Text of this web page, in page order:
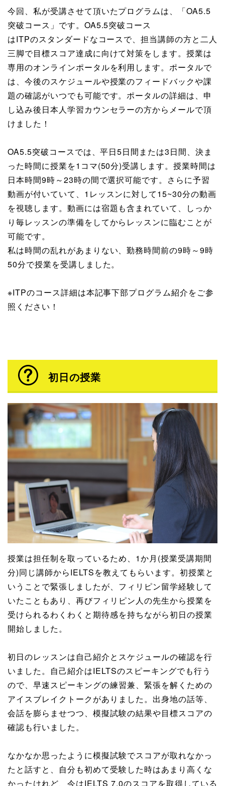
今回、私が受講させて頂いたプログラムは、「OA5.5
突破コース」です。OA5.5突破コース
はITPのスタンダードなコースで、担当講師の方と二人
三脚で目標スコア達成に向けて対策をします。授業は
専用のオンラインポータルを利用します。ポータルで
は、今後のスケジュールや授業のフィードバックや課
題の確認がいつでも可能です。ポータルの詳細は、申
し込み後日本人学習カウンセラーの方からメールで頂
けました！
OA5.5突破コースでは、平日5日間または3日間、決ま
った時間に授業を1コマ(50分)受講します。授業時間は
日本時間9時～23時の間で選択可能です。さらに予習
動画が付いていて、1レッスンに対して15~30分の動画
を視聴します。動画には宿題も含まれていて、しっか
り毎レッスンの準備をしてからレッスンに臨むことが
可能です。
私は時間の乱れがあまりない、勤務時間前の9時～9時
50分で授業を受講しました。
※ITPのコース詳細は本記事下部プログラム紹介をご参
照ください！
初日の授業
授業は担任制を取っているため、1か月(授業受講期間
分)同じ講師からIELTSを教えてもらいます。初授業と
いうことで緊張しましたが、フィリピン留学経験して
いたこともあり、再びフィリピン人の先生から授業を
受けられるわくわくと期待感を持ちながら初日の授業
開始しました。
初日のレッスンは自己紹介とスケジュールの確認を行
いました。自己紹介はIELTSのスピーキングでも行う
ので、早速スピーキングの練習兼、緊張を解くための
アイスブレイクトークがありました。出身地の話等、
会話を膨らませつつ、模擬試験の結果や目標スコアの
確認も行いました。
なかなか思ったように模擬試験でスコアが取れなかっ
たと話すと、自分も初めて受験した時はあまり高くな
かったけれど、今はIELTS 7.0のスコアを取得している